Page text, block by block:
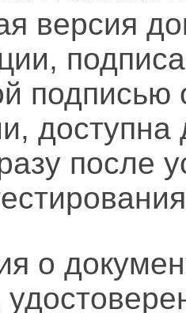
версия
подписью
после
о